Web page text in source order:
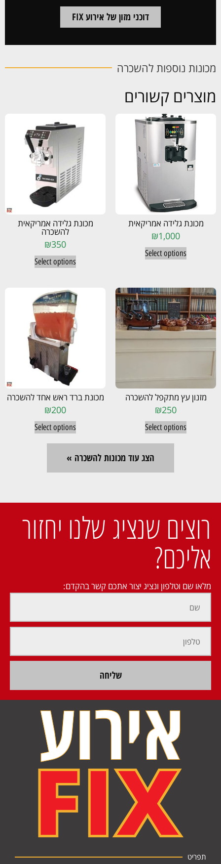
דוכני מזון של אירוע FIX
מכונות נוספות להשכרה
מוצרים קשורים
מכונת גלידה אמריקאית
₪1,000
Select options
מכונת גלידה אמריקאית
להשכרה
₪350
Select options
מזנון עץ מתקפל להשכרה
₪250
Select options
מכונת ברד ראש אחד להשכרה
₪200
Select options
הצג עוד מכונות להשכרה »
רוצים שנציג שלנו יחזור
אליכם?
מלאו שם וטלפון ונציג יצור אתכם קשר בהקדם:
שליחה
תפריט